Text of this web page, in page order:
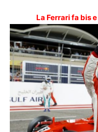
La Ferrari fa bis